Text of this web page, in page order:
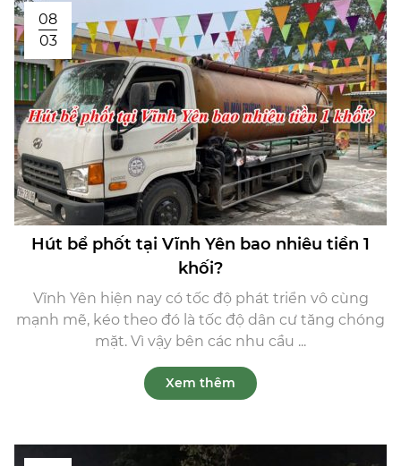
08
03
Hút bể phốt tại Vĩnh Yên bao nhiêu tiền 1
khối?
Vĩnh Yên hiện nay có tốc độ phát triển vô cùng
mạnh mẽ, kéo theo đó là tốc độ dân cư tăng chóng
mặt. Vì vậy bên các nhu cầu ...
Xem thêm